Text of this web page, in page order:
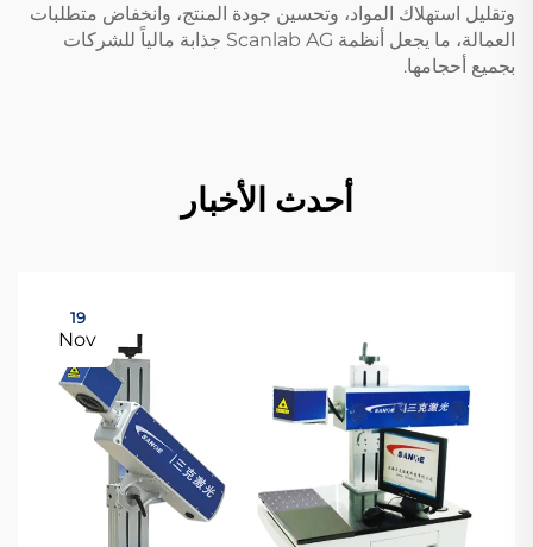
وتقليل استهلاك المواد، وتحسين جودة المنتج، وانخفاض متطلبات
العمالة، ما يجعل أنظمة Scanlab AG جذابة مالياً للشركات
بجميع أحجامها.
أحدث الأخبار
19
Nov